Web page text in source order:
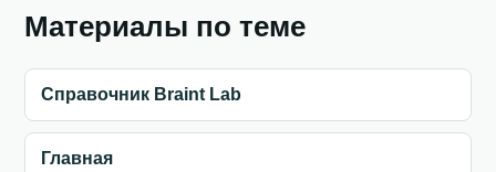
Материалы по теме
Справочник Braint Lab
Главная